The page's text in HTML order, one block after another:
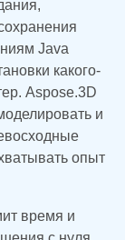
Java
какого-
Aspose.3D
и
опыт
время и